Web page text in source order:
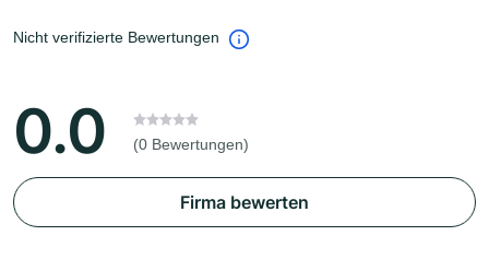
Nicht verifizierte Bewertungen
0.0 (0 Bewertungen)
Firma bewerten